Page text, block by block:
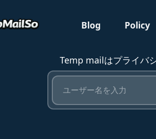
Blog Policy
Temp mailはプライバ